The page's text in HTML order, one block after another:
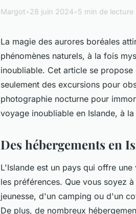
Margot•28 juin 2024•5 min de lecture
La magie des aurores boréales
phénomènes naturels, à la fois
inoubliable. Cet article se
seulement des excursions pour
photographie nocturne pour
voyage inoubliable en Islande, à
Des hébergements en
L'Islande est un pays qui offre
les préférences. Que vous soyez
jeunesse, d'un camping ou d'un
De plus, de nombreux